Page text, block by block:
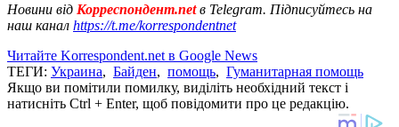
Новини від Корреспондент.netв Telegram. Підписуйтесь на
наш канал https://t.me/korrespondentnet
Читайте Korrespondent.net в Google News
ТЕГИ: Украина, Байден, помощь, Гуманитарная помощь
Якщо ви помітили помилку, виділіть необхідний текст і
натисніть Ctrl + Enter, щоб повідомити про це редакцію.